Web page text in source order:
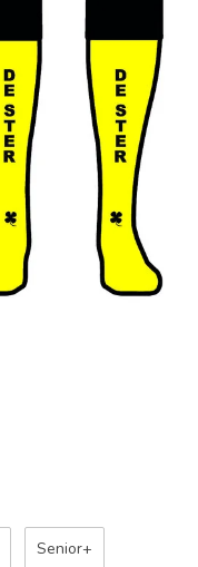
Senior+